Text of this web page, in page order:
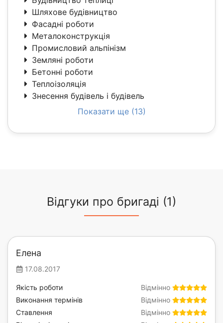
Шляхове будівництво
Фасадні роботи
Металоконструкція
Промисловий альпінізм
Земляні роботи
Бетонні роботи
Теплоізоляція
Знесення будівель і будівель
Показати ще (13)
Відгуки про бригаді (1)
Елена
17.08.2017
Відмінно
Якість роботи
Відмінно
Виконання термінів
Відмінно
Ставлення